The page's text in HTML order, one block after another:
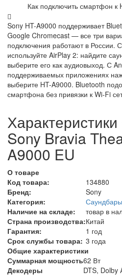
Как подключить смартфон к
Sony HT-A9000 поддерживает
Google Chromecast — все три
подключения работают в России.
используйте AirPlay 2: найдите
выберите его как аудиовыход. С
поддерживаемых приложениях
выберите HT-A9000. Bluetooth
смартфона без привязки к Wi-Fi
Sony Bravia
A9000 EU
О товаре
Код товара:
134880
Бренд:
Sony
Категория:
Саундбары
Наличие на складе:
товар в
Страна производства:Китай
Гарантия:
1 год
Срок службы товара: 3 года
Общие характеристики
Суммарная мощность62 Вт
Декодеры
DTS, Dolby